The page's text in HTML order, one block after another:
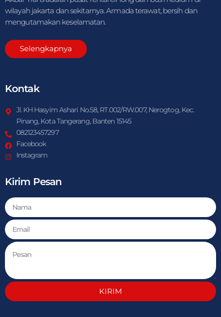
wilayah jakarta dan sekitarnya. Armada terawat, bersih dan
mengutamakan keselamatan.
Selengkapnya
Kontak
Jl. KH Hasyim Ashari No.58, RT.002/RW.007, Nerogtog, Kec.
Pinang, Kota Tangerang, Banten 15145
082123457297
Facebook
Instagram
Kirim Pesan
KIRIM